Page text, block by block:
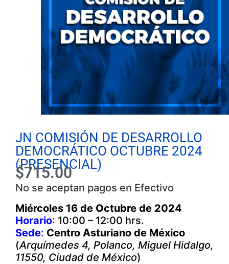
JN COMISIÓN DE DESARROLLO
DEMOCRÁTICO OCTUBRE 2024
(PRESENCIAL)
$715.00
No se aceptan pagos en Efectivo
Miércoles 16 de Octubre de 2024
Horario: 10:00 – 12:00 hrs.
Sede: Centro Asturiano de México
(Arquímedes 4, Polanco, Miguel Hidalgo,
11550, Ciudad de México)